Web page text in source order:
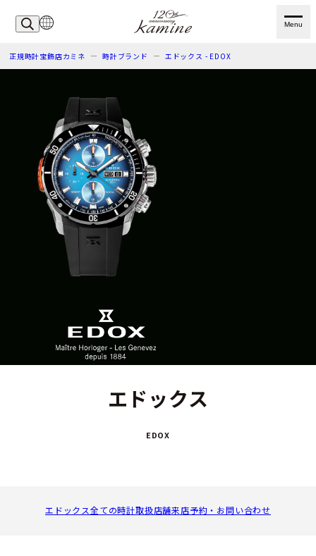
Menu
正規時計宝飾店カミネ 時計ブランド エドックス - EDOX
エドックス
EDOX
エドックス全ての時計取扱店舗来店予約・お問い合わせ